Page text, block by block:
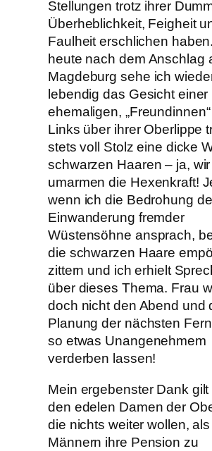
Stellungen trotz ihrer
Überheblichkeit, Feigheit
Faulheit erschlichen
heute nach dem Anschlag
Magdeburg sehe ich
lebendig das Gesicht einer
ehemaligen,
Links über ihrer Oberlippe
stets voll Stolz eine dicke
schwarzen Haaren – ja,
umarmen die Hexenkraft!
wenn ich die Bedrohung
Einwanderung fremder
Wüstensöhne ansprach,
die schwarzen Haare
zittern und ich erhielt
über dieses Thema. Frau
doch nicht den Abend und
Planung der nächsten
so etwas Unangenehmem
verderben lassen!
Mein ergebenster Dank
den edelen Damen der
die nichts weiter wollen,
Männern ihre Pension zu